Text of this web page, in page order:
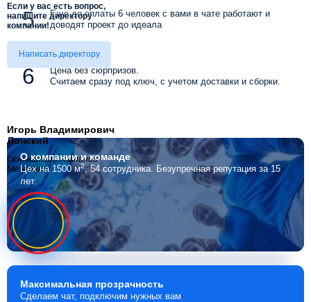
Еще до оплаты 6 человек с вами в чате работают и
доводят проект до идеала
Цена без сюрпризов.
Считаем сразу под ключ, с учетом доставки и сборки.
Если у вас есть вопрос,
напишите директору
компании!
Написать директору
Игорь Владимирович
Лонский
Основатель компании
Мебелино
О компаниии команде
Цех на 1500 м2, 54 сотрудника. Безупречная репутация за 15
лет.
Максимальная прозрачность
Сделаем чат, подключим нужных вам